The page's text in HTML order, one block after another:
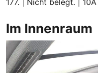
Im Innenraum